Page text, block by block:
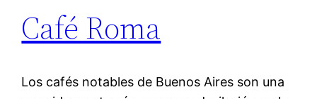
Café Roma
Los cafés notables de Buenos Aires son una